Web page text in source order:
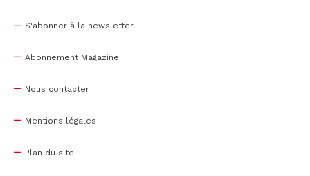
S'abonner à la newsletter
Abonnement Magazine
Nous contacter
Mentions légales
Plan du site